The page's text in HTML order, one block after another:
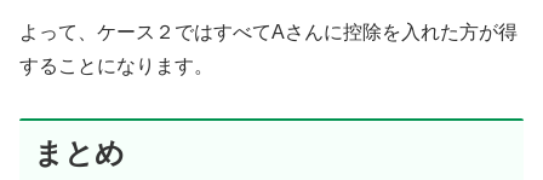
よって、ケース２ではすべてAさんに控除を入れた方が得
することになります。
まとめ